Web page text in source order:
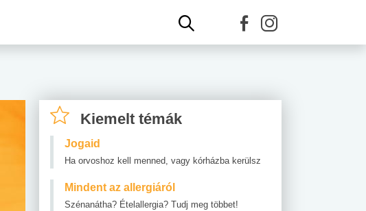
Kiemelt témák
Jogaid
Ha orvoshoz kell menned, vagy kórházba kerülsz
Mindent az allergiáról
Szénanátha? Ételallergia? Tudj meg többet!